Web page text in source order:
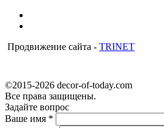
Продвижение сайта - TRINET
©2015-2026 decor-of-today.com
Все права защищены.
Задайте вопрос
Ваше имя *